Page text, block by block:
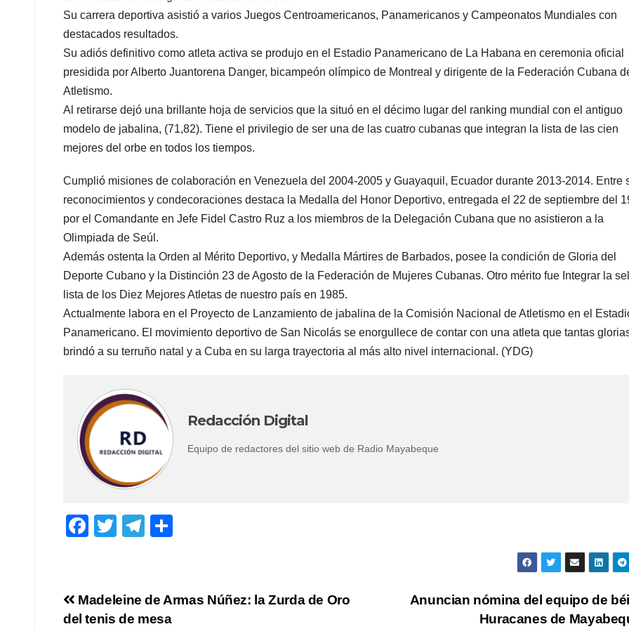
Su carrera deportiva asistió a varios Juegos Centroamericanos, Panamericanos y Campeonatos Mundiales con
destacados resultados.
Su adiós definitivo como atleta activa se produjo en el Estadio Panamericano de La Habana en ceremonia oficial
presidida por Alberto Juantorena Danger, bicampeón olímpico de Montreal y dirigente de la Federación Cubana
Atletismo.
Al retirarse dejó una brillante hoja de servicios que la situó en el décimo lugar del ranking mundial con el antiguo
modelo de jabalina, (71,82). Tiene el privilegio de ser una de las cuatro cubanas que integran la lista de las cien
mejores del orbe en todos los tiempos.
Cumplió misiones de colaboración en Venezuela del 2004-2005 y Guayaquil, Ecuador durante 2013-2014. Entre
reconocimientos y condecoraciones destaca la Medalla del Honor Deportivo, entregada el 22 de septiembre del
por el Comandante en Jefe Fidel Castro Ruz a los miembros de la Delegación Cubana que no asistieron a la
Olimpiada de Seúl.
Además ostenta la Orden al Mérito Deportivo, y Medalla Mártires de Barbados, posee la condición de Gloria del
Deporte Cubano y la Distinción 23 de Agosto de la Federación de Mujeres Cubanas. Otro mérito fue Integrar la
lista de los Diez Mejores Atletas de nuestro país en 1985.
Actualmente labora en el Proyecto de Lanzamiento de jabalina de la Comisión Nacional de Atletismo en el
Panamericano. El movimiento deportivo de San Nicolás se enorgullece de contar con una atleta que tantas
brindó a su terruño natal y a Cuba en su larga trayectoria al más alto nivel internacional. (YDG)
Redacción Digital
Equipo de redactores del sitio web de Radio Mayabeque
F
e
b
T
er
T
gr
a
p
Navegación
Anuncian nómina del equipo de
Huracanes de
Madeleine de Armas Núñez: la Zurda de Oro
del tenis de mesa